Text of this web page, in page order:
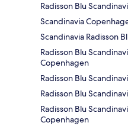
Radisson Blu
Scandinavia
Scandinavia Radisson
Radisson Blu
Copenhagen
Radisson Blu
Radisson Blu
Radisson Blu
Copenhagen